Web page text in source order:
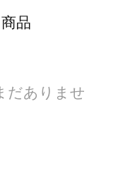
品
だありませ